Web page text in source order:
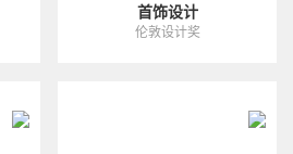
首饰设计
伦敦设计奖